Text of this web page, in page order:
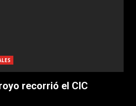
recorrió el CIC